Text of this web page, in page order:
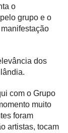
o
grupo e o
dos
com o Grupo
muito
foram
artistas, tocam